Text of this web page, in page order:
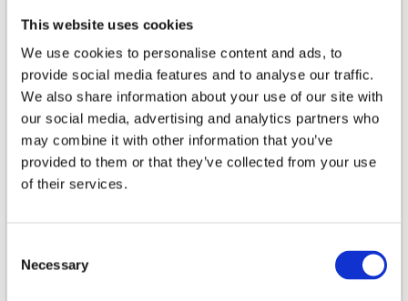
This website uses cookies
We use cookies to personalise content and ads, to
provide social media features and to analyse our traffic.
We also share information about your use of our site with
our social media, advertising and analytics partners who
may combine it with other information that you’ve
provided to them or that they’ve collected from your use
of their services.
Selection
Necessary